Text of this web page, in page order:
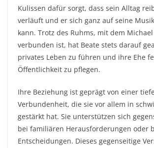
Kulissen dafür sorgt, dass sein Alltag
verläuft und er sich ganz auf seine
kann. Trotz des Ruhms, mit dem
verbunden ist, hat Beate stets darauf
privates Leben zu führen und ihre Ehe
Öffentlichkeit zu pflegen.
Ihre Beziehung ist geprägt von einer
Verbundenheit, die sie vor allem in
gestärkt hat. Sie unterstützen sich
bei familiären Herausforderungen oder
Entscheidungen. Dieses gegenseitige